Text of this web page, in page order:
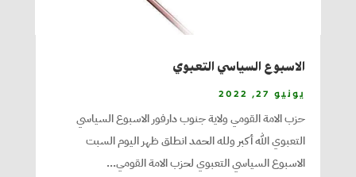
الاسبوع السياسي التعبوي
يونيو 27, 2022
حزب الامة القومي ولاية جنوب دارفور الاسبوع السياسي
التعبوي الله أكبر ولله الحمد انطلق ظهر اليوم السبت
الاسبوع السياسي التعبوي لحزب الامة القومي...